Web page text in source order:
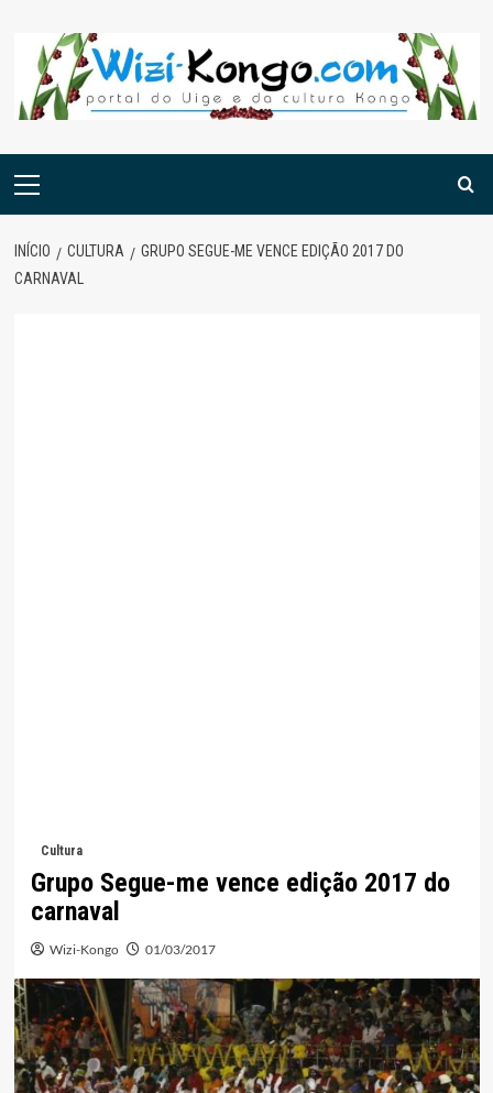
content
Menu
INÍCIO CULTURA
GRUPO SEGUE-ME VENCE EDIÇÃO 2017 DO
CARNAVAL
Cultura
Grupo Segue-me vence edição 2017 do
carnaval
Wizi-Kongo 01/03/2017